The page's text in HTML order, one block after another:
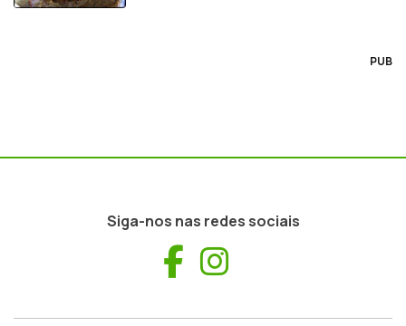
PUB
Siga-nos nas redes sociais
Facebook